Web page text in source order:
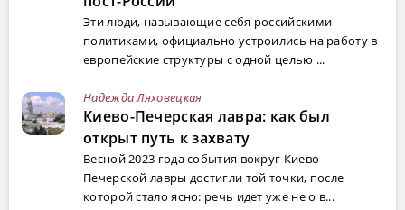
Эти люди, называющие себя российскими
политиками, официально устроились на работу в
европейские структуры с одной целью ...
Надежда Ляховецкая
Киево-Печерская лавра: как был
открыт путь к захвату
Весной 2023 года события вокруг Киево-
Печерской лавры достигли той точки, после
которой стало ясно: речь идет уже не о в...